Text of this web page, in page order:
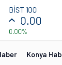
BİST 100
0.00
0.00%
Konya